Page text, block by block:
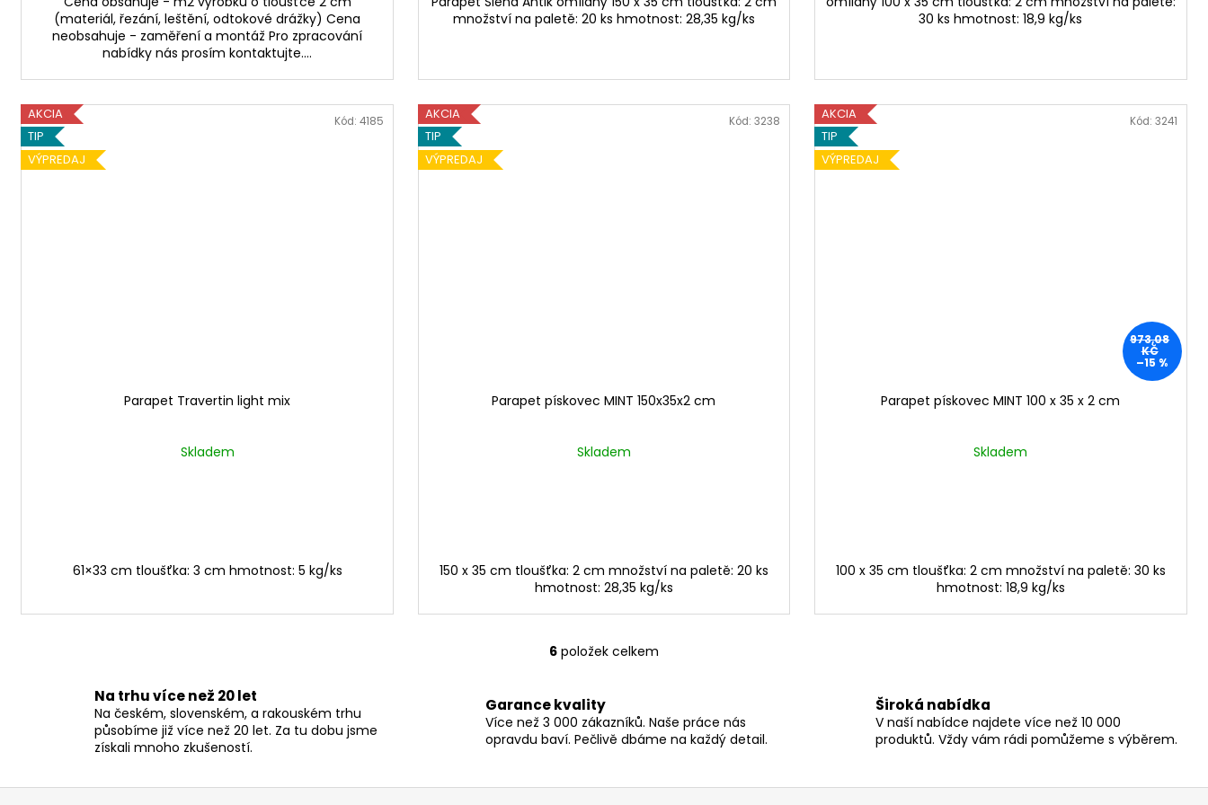
(materiál, řezání, leštění, odtokové drážky) Cena
neobsahuje - zaměření a montáž Pro zpracování
nabídky nás prosím kontaktujte....
množství na paletě: 20 ks hmotnost: 28,35 kg/ks
30 ks hmotnost: 18,9 kg/ks
AKCIA
TIP
VÝPREDAJ
Parapet Travertin light mix
Skladem
61×33 cm tloušťka: 3 cm hmotnost: 5 kg/ks
Kód: 4185
AKCIA
TIP
VÝPREDAJ
Parapet pískovec MINT 150x35x2 cm
Skladem
150 x 35 cm tloušťka: 2 cm množství na paletě: 20 ks
hmotnost: 28,35 kg/ks
Kód:3238
AKCIA
TIP
VÝPREDAJ
973,08
KČ
–15 %
Parapet pískovec MINT 100 x 35 x 2 cm
Skladem
100 x 35 cm tloušťka: 2 cm množství na paletě: 30 ks
hmotnost: 18,9 kg/ks
Kód: 3241
O
l
á
d
6 položek celkem
Na trhu více než 20 let
Na českém, slovenském, a rakouském trhu
působíme již více než 20 let. Za tu dobu jsme
získali mnoho zkušeností.
Garance kvality
Více než 3 000 zákazníků. Naše práce nás
opravdu baví. Pečlivě dbáme na každý detail.
Široká nabídka
V naší nabídce najdete více než 10 000
produktů. Vždy vám rádi pomůžeme s výběrem.